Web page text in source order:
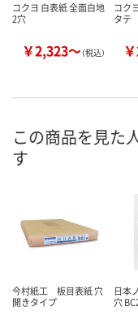
コクヨ 白表紙 全面白地
2穴
￥2,323～（税込）
コク
タテ
この商品を見た
す
今村紙工 板目表紙 穴
開きタイプ
日本
穴